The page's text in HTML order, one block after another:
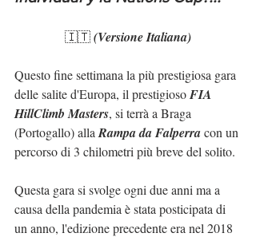
🇮🇹 (Versione Italiana)
Questo fine settimana la più prestigiosa gara
delle salite d'Europa, il prestigioso FIA
HillClimb Masters, si terrà a Braga
(Portogallo) alla Rampa da Falperra con un
percorso di 3 chilometri più breve del solito.
Questa gara si svolge ogni due anni ma a
causa della pandemia è stata posticipata di
un anno, l'edizione precedente era nel 2018